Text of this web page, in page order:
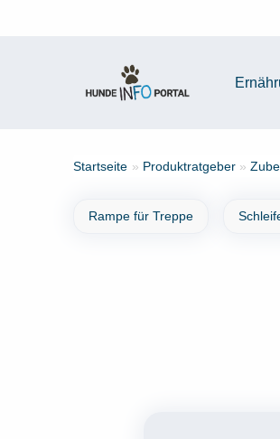
Startseite » Produktratgeber »
Rampe für Treppe